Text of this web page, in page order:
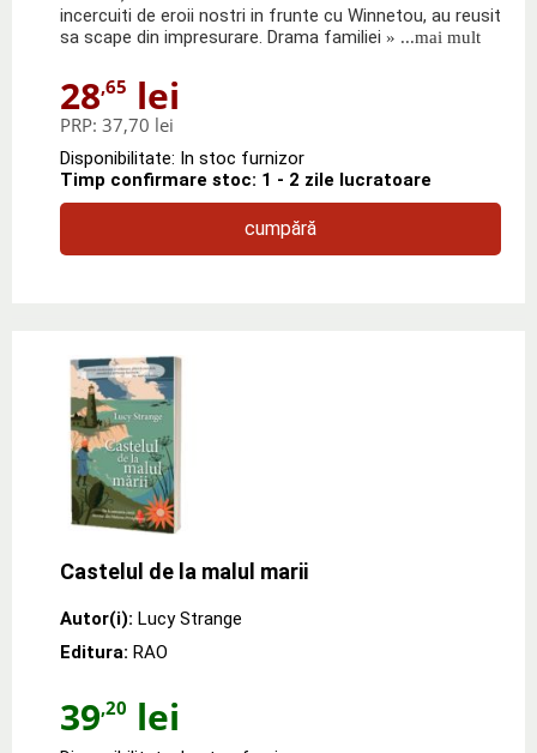
incercuiti de eroii nostri in frunte cu Winnetou, au reusit
sa scape din impresurare. Drama familiei » ...mai mult
28,65 lei
PRP: 37,70 lei
Disponibilitate: In stoc furnizor
Timp confirmare stoc: 1 - 2 zile lucratoare
cumpără
Castelul de la malul marii
Autor(i): Lucy Strange
Editura: RAO
39,20 lei